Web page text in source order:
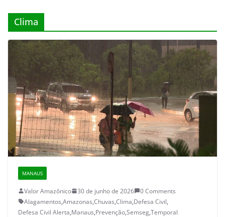
Clima
MANAUS
Valor Amazônico 30 de junho de 2026
0 Comments
Alagamentos,Amazonas,Chuvas,Clima,Defesa Civil,
Defesa Civil Alerta,Manaus,Prevenção,Semseg,Temporal